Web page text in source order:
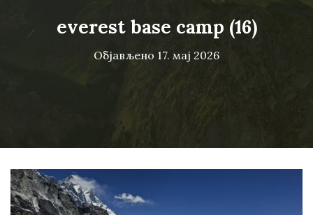
everest base camp (16)
Објављено 17. мај 2026